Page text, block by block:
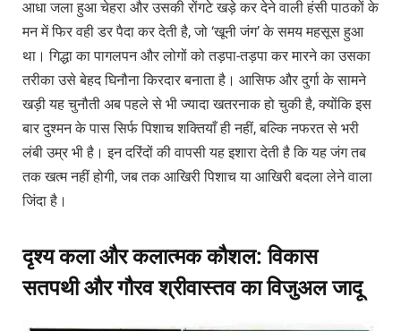
आधा जला हुआ चेहरा और उसकी रोंगटे खड़े कर देने वाली हंसी पाठकों के
मन में फिर वही डर पैदा कर देती है, जो ‘खूनी जंग’ के समय महसूस हुआ
था। गिद्धा का पागलपन और लोगों को तड़पा-तड़पा कर मारने का उसका
तरीका उसे बेहद घिनौना किरदार बनाता है। आसिफ और दुर्गा के सामने
खड़ी यह चुनौती अब पहले से भी ज्यादा खतरनाक हो चुकी है, क्योंकि इस
बार दुश्मन के पास सिर्फ पिशाच शक्तियाँ ही नहीं, बल्कि नफरत से भरी
लंबी उम्र भी है। इन दरिंदों की वापसी यह इशारा देती है कि यह जंग तब
तक खत्म नहीं होगी, जब तक आखिरी पिशाच या आखिरी बदला लेने वाला
जिंदा है।
दृश्य कला और कलात्मक कौशल: विकास
सतपथी और गौरव श्रीवास्तव का विजुअल जादू